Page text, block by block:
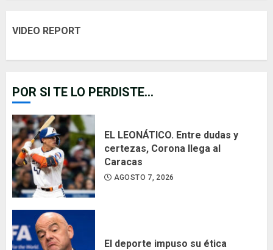
VIDEO REPORT
POR SI TE LO PERDISTE...
EL LEONÁTICO. Entre dudas y
certezas, Corona llega al
Caracas
AGOSTO 7, 2026
El deporte impuso su ética